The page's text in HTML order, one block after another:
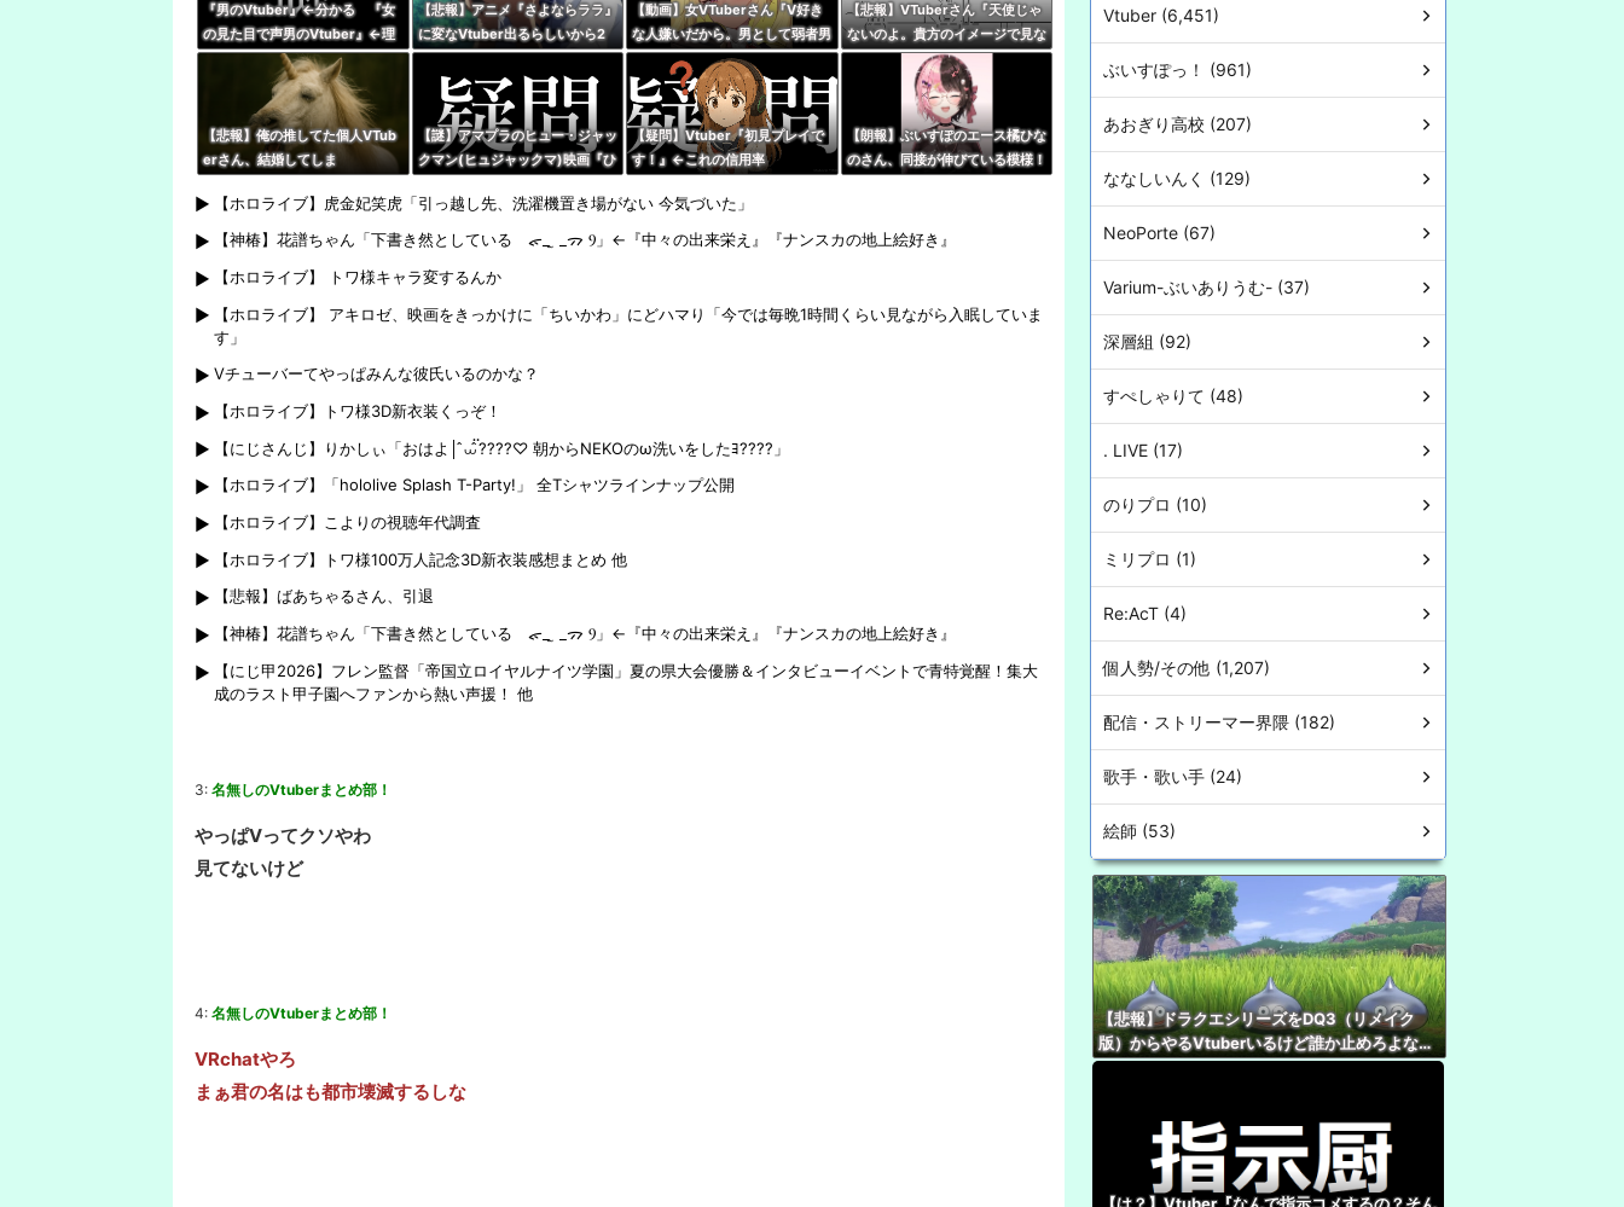
『男のVtuber』←分かる 『女
の見た目で声男のVtuber』←理
解不能
【悲報】アニメ『さよならララ』
に変なVtuber出るらしいから2
話見れないんだけど…
【動画】女VTuberさん『V好き
な人嫌いだから。男として弱者男
性だから、V好きな人は』
【悲報】VTuberさん『天使じゃ
ないのよ。貴方のイメージで見な
いでほしい私は普通の女の子』
【悲報】俺の推してた個人VTub
erさん、結婚してしま
【謎】アマプラのヒュー・ジャッ
クマン(ヒュジャックマ)映画『ひ
聴が滅茶苦茶多い…いったいなぜ
【疑問】Vtuber『初見プレイで
す！』←これの信用率
【朗報】ぶいすぽのエース橘ひな
のさん、同接が伸びている模様！
【ホロライブ】虎金妃笑虎「引っ越し先、洗濯機置き場がない 今気づいた」
【神椿】花譜ちゃん「下書き然としている ᯠ_ ̫ _ᯄ Ⳋ」←『中々の出来栄え』『ナンスカの地上絵好き』
【ホロライブ】 トワ様キャラ変するんか
【ホロライブ】 アキロゼ、映画をきっかけに「ちいかわ」にどハマり「今では毎晩1時間くらい見ながら入眠していま
す」
Vチューバーてやっぱみんな彼氏いるのかな？
【ホロライブ】トワ様3D新衣装くっぞ！
【にじさんじ】りかしぃ「おはよ│ ̂⩊፟ ̂????♡ 朝からNEKOのω洗いをしたﾖ????」
【ホロライブ】「hololive Splash T-Party!」 全Tシャツラインナップ公開
【ホロライブ】こよりの視聴年代調査
【ホロライブ】トワ様100万人記念3D新衣装感想まとめ 他
【悲報】ばあちゃるさん、引退
【神椿】花譜ちゃん「下書き然としている ᯠ_ ̫ _ᯄ Ⳋ」←『中々の出来栄え』『ナンスカの地上絵好き』
【にじ甲2026】フレン監督「帝国立ロイヤルナイツ学園」夏の県大会優勝＆インタビューイベントで青特覚醒！集大
成のラスト甲子園へファンから熱い声援！ 他
3: 名無しのVtuberまとめ部！
やっぱVってクソやわ
見てないけど
4: 名無しのVtuberまとめ部！
VRchatやろ
まぁ君の名はも都市壊滅するしな
Vtuber (6,451)
ぶいすぽっ！ (961)
あおぎり高校 (207)
ななしいんく (129)
NeoPorte (67)
Varium-ぶいありうむ- (37)
深層組 (92)
すぺしゃりて (48)
. LIVE (17)
のりプロ (10)
ミリプロ (1)
Re:AcT (4)
個人勢/その他 (1,207)
配信・ストリーマー界隈 (182)
歌手・歌い手 (24)
絵師 (53)
【悲報】ドラクエシリーズをDQ3（リメイク
版）からやるVtuberいるけど誰か止めろよな…